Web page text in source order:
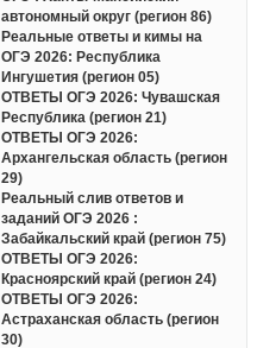
автономный округ (регион 86)
Реальные ответы и кимы на
ОГЭ 2026: Республика
Ингушетия (регион 05)
ОТВЕТЫ ОГЭ 2026: Чувашская
Республика (регион 21)
ОТВЕТЫ ОГЭ 2026:
Архангельская область (регион
29)
Реальный слив ответов и
заданий ОГЭ 2026 :
Забайкальский край (регион 75)
ОТВЕТЫ ОГЭ 2026:
Красноярский край (регион 24)
ОТВЕТЫ ОГЭ 2026:
Астраханская область (регион
30)